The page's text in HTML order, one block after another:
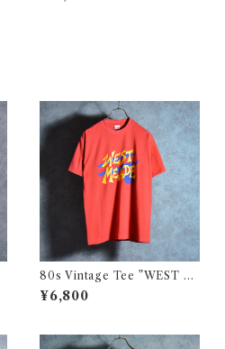
80s Vintage Tee ”WEST M
EADE" ヴィンテージ Tシャツ
101
¥6,800